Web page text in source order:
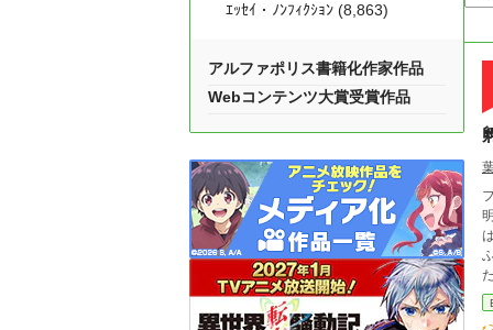
フ
は考
ふな
た
ｴｯｾｲ・ﾉﾝﾌｨｸｼｮﾝ (8,863)
アルファポリス書籍化作家作品
Webコンテンツ大賞受賞作品